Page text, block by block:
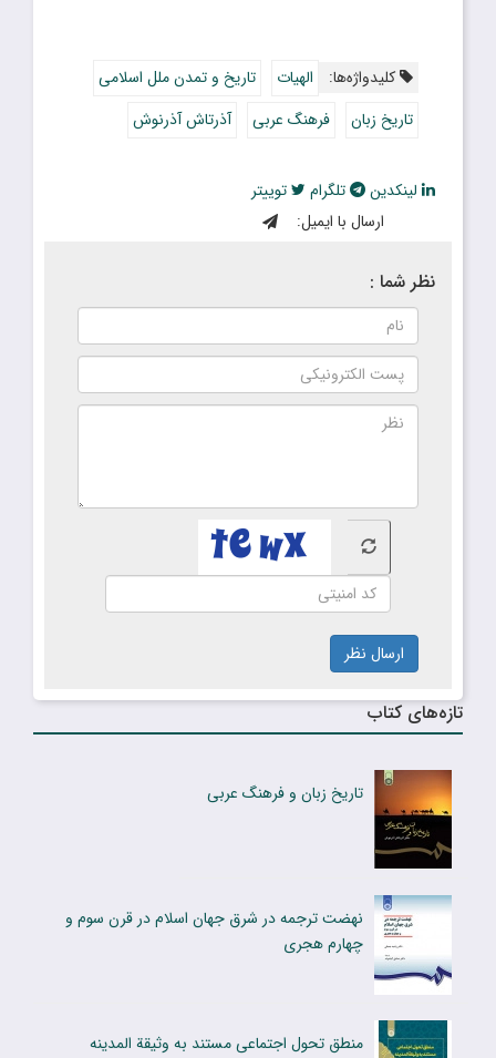
کلیدواژه‌ها: الهیات
تاریخ و تمدن ملل اسلامی
تاریخ زبان
فرهنگ عربی آذرتاش آذرنوش
لینکدین تلگرام
توییتر
ارسال با ایمیل:
نظر شما :
ارسال نظر
تازه‌های کتاب
تاریخ زبان و فرهنگ عربی
نهضت ترجمه در شرق جهان اسلام در قرن سوم و
چهارم هجری
منطق تحول اجتماعی مستند به وثیقة المدینه